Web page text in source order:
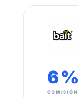
6 %
COMISIÓN